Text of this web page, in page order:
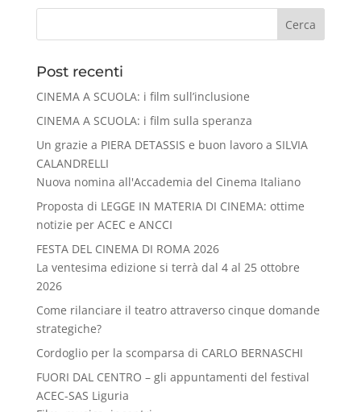
Cerca
Post recenti
CINEMA A SCUOLA: i film sull’inclusione
CINEMA A SCUOLA: i film sulla speranza
Un grazie a PIERA DETASSIS e buon lavoro a SILVIA
CALANDRELLI
Nuova nomina all'Accademia del Cinema Italiano
Proposta di LEGGE IN MATERIA DI CINEMA: ottime
notizie per ACEC e ANCCI
FESTA DEL CINEMA DI ROMA 2026
La ventesima edizione si terrà dal 4 al 25 ottobre
2026
Come rilanciare il teatro attraverso cinque domande
strategiche?
Cordoglio per la scomparsa di CARLO BERNASCHI
FUORI DAL CENTRO – gli appuntamenti del festival
ACEC-SAS Liguria